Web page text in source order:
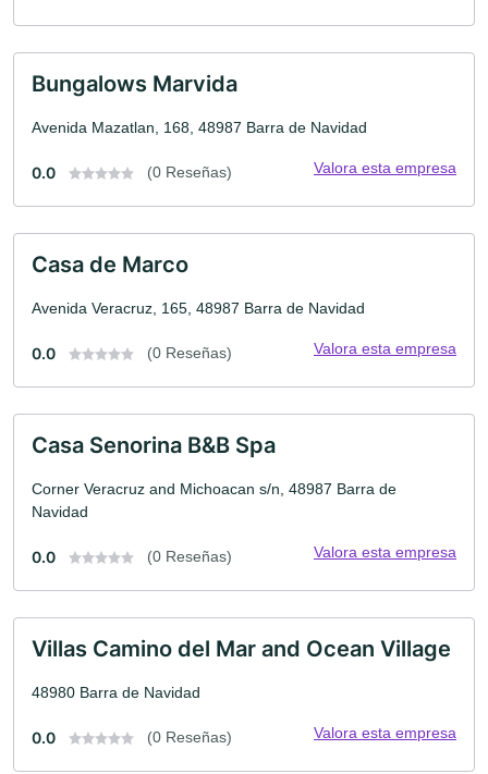
Bungalows Marvida
Avenida Mazatlan, 168, 48987 Barra de Navidad
0.0 (0 Reseñas) Valora esta empresa
Casa de Marco
Avenida Veracruz, 165, 48987 Barra de Navidad
0.0 (0 Reseñas) Valora esta empresa
Casa Senorina B&B Spa
Corner Veracruz and Michoacan s/n, 48987 Barra de
Navidad
0.0 (0 Reseñas) Valora esta empresa
Villas Camino del Mar and Ocean Village
48980 Barra de Navidad
0.0 (0 Reseñas) Valora esta empresa